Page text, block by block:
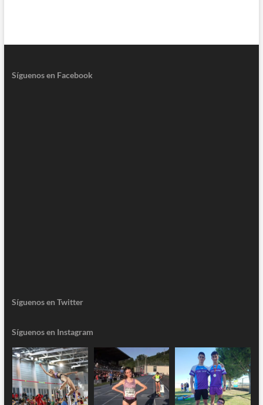
Síguenos en Facebook
Síguenos en Twitter
Síguenos en Instagram